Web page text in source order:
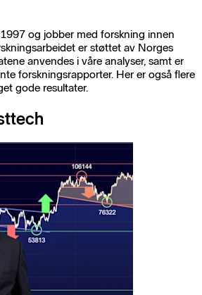
og jobber med forskning innen
er støttet av Norges
anvendes i våre analyser, samt er
forskningsrapporter. Her er også flere
gode resultater.